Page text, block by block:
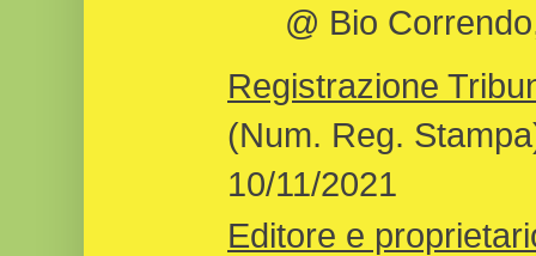
@ Bio
Registrazione
(Num. Reg.
10/11/2021
Editore e